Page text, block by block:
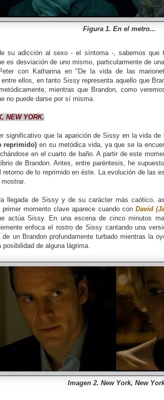
Figura 1. En el metro...
su adicción al sexo - el síntoma -, sabemos que
es desviación de uno mismo, particularmente de
con Katharina en "De la vida de las
ellos, en tanto Sissy representa aquello que
mientras que Brandon, como
no puede darse por sí misma.
NEW YORK.
significativo que la aparición de Sissy en la vida de
reprimido) en su metódica vida, ya que se la
en el cuarto de baño. A partir de este
de Brandon. Antes, entre paréntesis, he
retorno de lo reprimido en éste. La evolución de las
llegada de Sissy y de su carácter más caótico,
momento clave aparece cuando con David
actúa Sissy. En una escena de cinco minutos
enfoca el rostro de Sissy cantando una
de un Brandon profundamente turbado mientras la
de alguna lágrima.
Imagen 2. New York, New